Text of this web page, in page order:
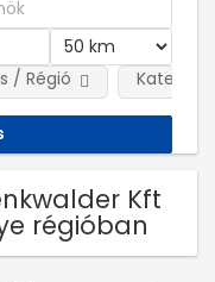
/ Régió
Kft
régióban